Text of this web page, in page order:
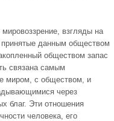
взгляды на
данным обществом
обществом запас
связана самым
миром, с обществом, и
через
благ. Эти отношения
человека, его